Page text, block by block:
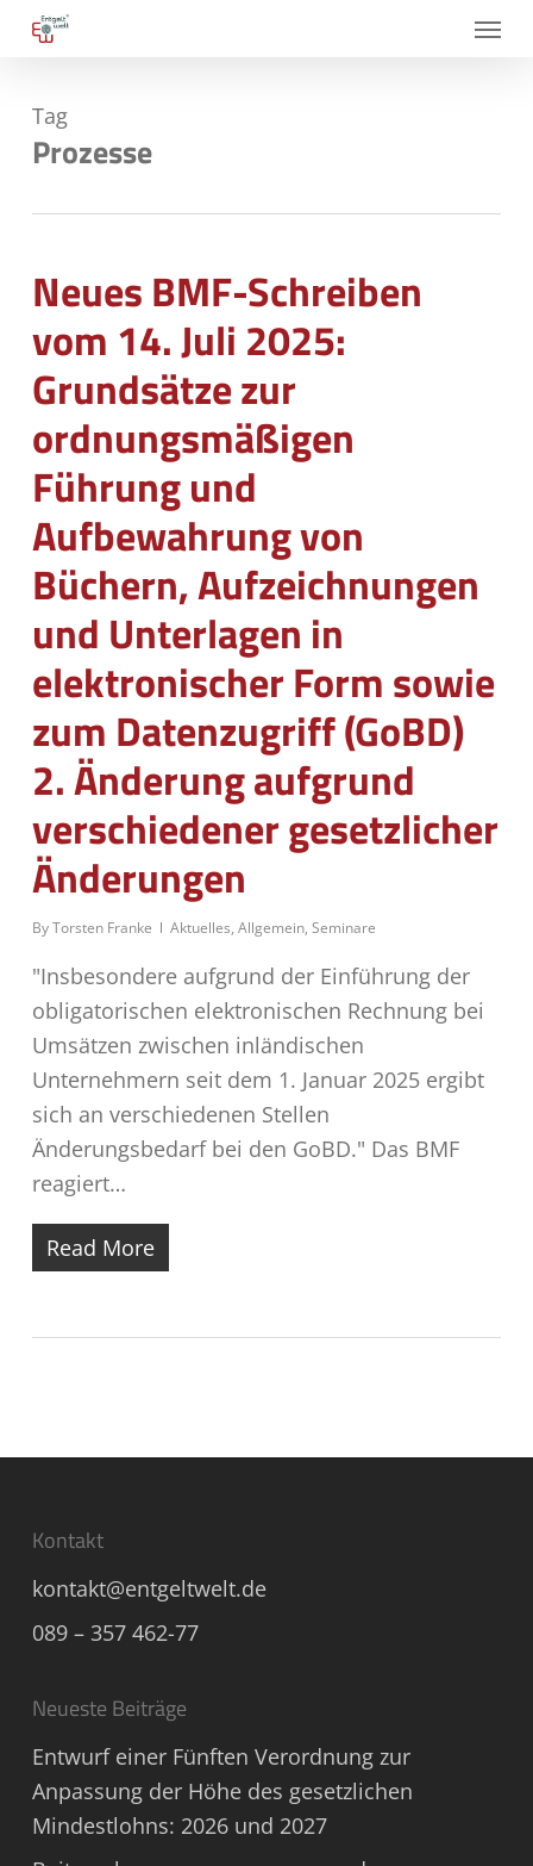
Skip
content
Menu
Tag
Prozesse
Neues BMF-Schreiben
vom 14. Juli 2025:
Grundsätze zur
ordnungsmäßigen
Führung und
Aufbewahrung von
Büchern, Aufzeichnungen
und Unterlagen in
elektronischer Form sowie
zum Datenzugriff (GoBD)
2. Änderung aufgrund
verschiedener gesetzlicher
Änderungen
ByTorsten Franke Aktuelles, Allgemein, Seminare
"Insbesondere aufgrund der Einführung der
obligatorischen elektronischen Rechnung bei
Umsätzen zwischen inländischen
Unternehmern seit dem 1. Januar 2025 ergibt
sich an verschiedenen Stellen
Änderungsbedarf bei den GoBD." Das BMF
reagiert…
Read More
Kontakt
kontakt@entgeltwelt.de
089 – 357 462-77
Neueste Beiträge
Entwurf einer Fünften Verordnung zur
Anpassung der Höhe des gesetzlichen
Mindestlohns: 2026 und 2027